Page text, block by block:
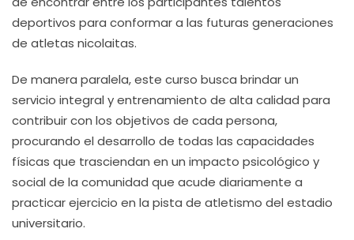
deportivos para conformar a las futuras generaciones
de atletas nicolaitas.
De manera paralela, este curso busca brindar un
servicio integral y entrenamiento de alta calidad para
contribuir con los objetivos de cada persona,
procurando el desarrollo de todas las capacidades
físicas que trasciendan en un impacto psicológico y
social de la comunidad que acude diariamente a
practicar ejercicio en la pista de atletismo del estadio
universitario.